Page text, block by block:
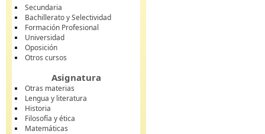
Secundaria
Bachillerato y Selectividad
Formación Profesional
Universidad
Oposición
Otros cursos
Asignatura
Otras materias
Lengua y literatura
Historia
Filosofía y ética
Matemáticas